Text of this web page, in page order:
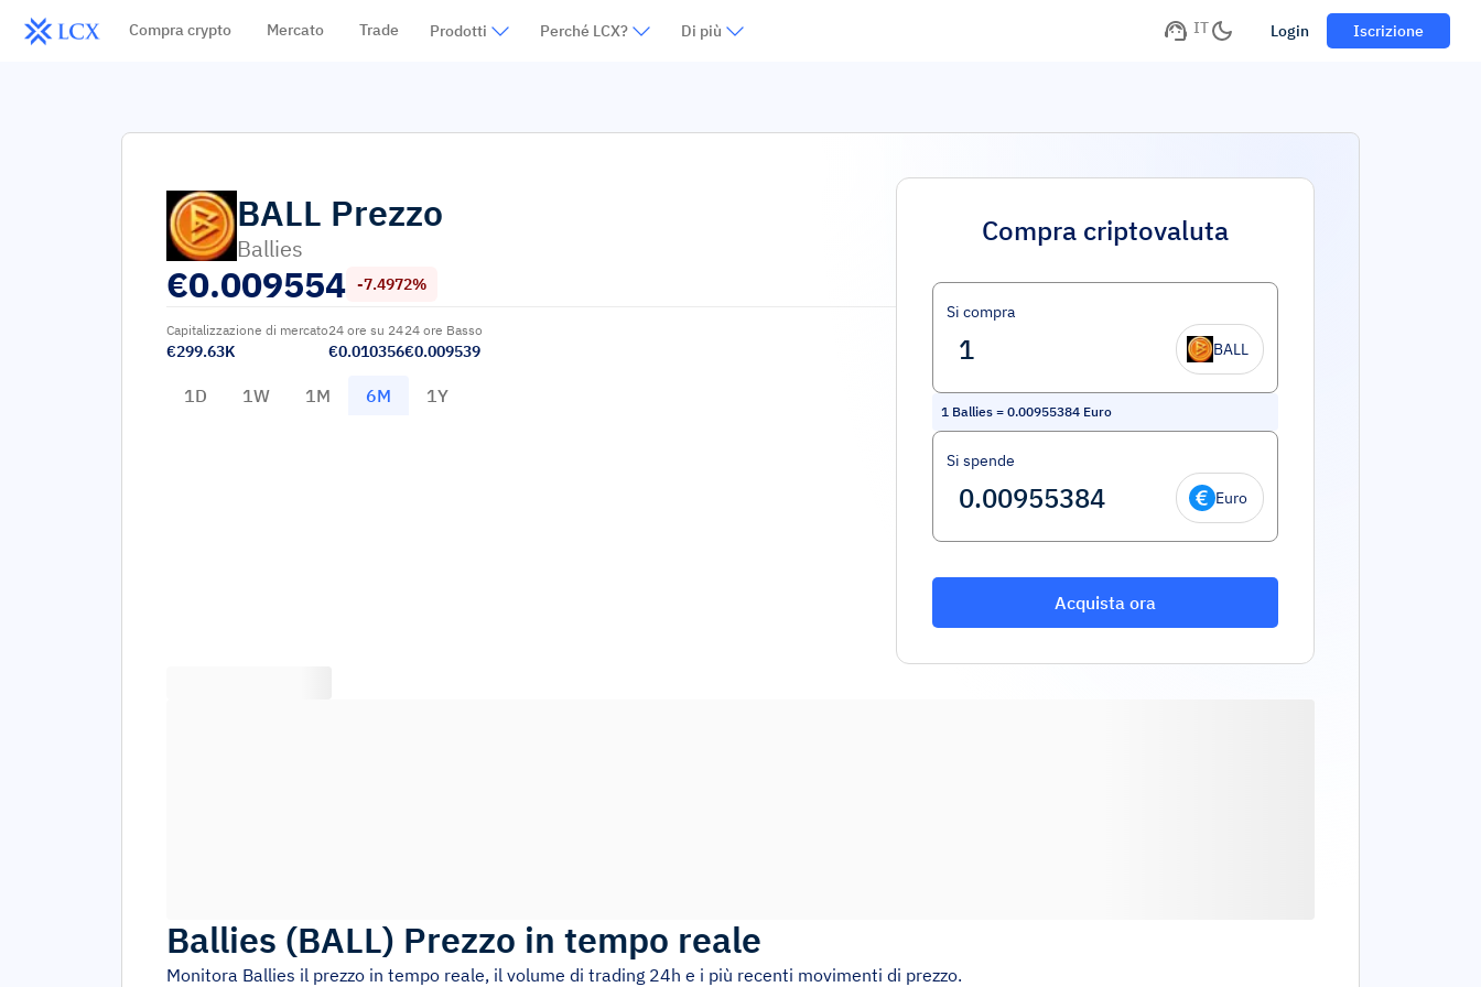
Compra crypto Mercato Trade Prodotti Perché LCX? Di più IT Login Iscrizione
BALL Prezzo
Ballies
€0.009554 -7.4972%
Capitalizzazione di mercato
€299.63K
24 ore su 24
€0.010356
24 ore Basso
€0.009539
1D 1W 1M 6M 1Y
Compra criptovaluta
Si compra
BALL
1 Ballies = 0.00955384 Euro
Si spende
Euro
Acquista ora
Ballies (BALL) Prezzo in tempo reale
Monitora Ballies il prezzo in tempo reale, il volume di trading 24h e i più recenti movimenti di prezzo.